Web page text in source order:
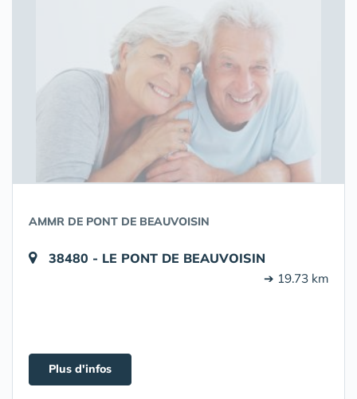
AMMR DE PONT DE BEAUVOISIN
38480 - LE PONT DE BEAUVOISIN
➔ 19.73 km
Plus d'infos